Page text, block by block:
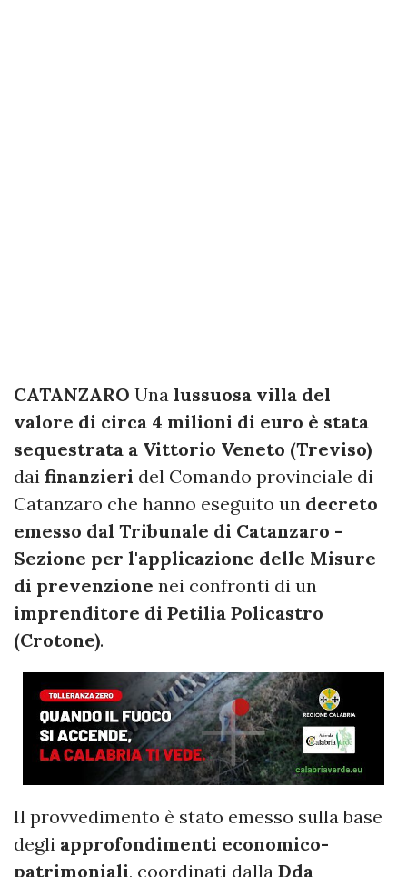
CATANZARO Una lussuosa villa del
valore di circa 4 milioni di euro è stata
sequestrata a Vittorio Veneto (Treviso)
dai finanzieri del Comando provinciale di
Catanzaro che hanno eseguito un decreto
emesso dal Tribunale di Catanzaro -
Sezione per l'applicazione delle Misure
di prevenzione nei confronti di un
imprenditore di Petilia Policastro
(Crotone).
Il provvedimento è stato emesso sulla base
degli approfondimenti economico-
patrimoniali, coordinati dalla Dda